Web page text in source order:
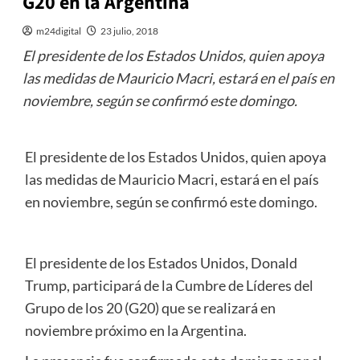
m24digital 23 julio, 2018
El presidente de los Estados Unidos, quien apoya
las medidas de Mauricio Macri, estará en el país en
noviembre, según se confirmó este domingo.
El presidente de los Estados Unidos, quien apoya
las medidas de Mauricio Macri, estará en el país
en noviembre, según se confirmó este domingo.
El presidente de los Estados Unidos, Donald
Trump, participará de la Cumbre de Líderes del
Grupo de los 20 (G20) que se realizará en
noviembre próximo en la Argentina.